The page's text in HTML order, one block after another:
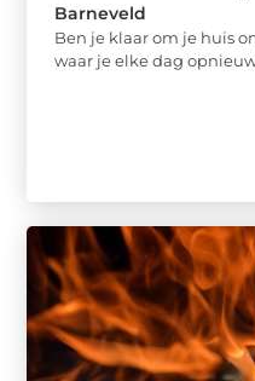
Barneveld
Ben je klaar om je huis
waar je elke dag